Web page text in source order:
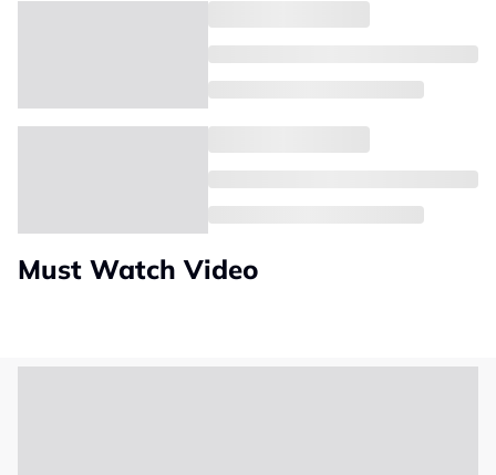
Must Watch Video